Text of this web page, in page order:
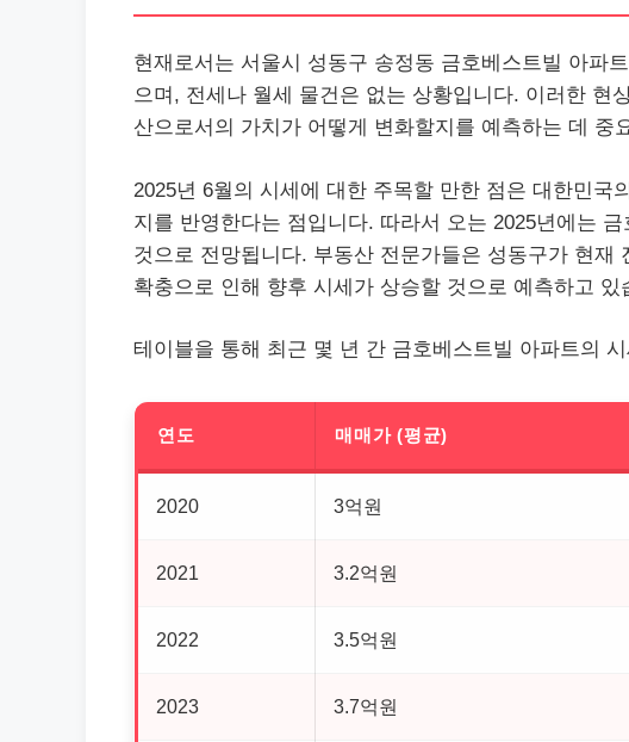
현재로서는 서울시 성동구 송정동 금호베스트빌 아파
으며, 전세나 월세 물건은 없는 상황입니다. 이러한 현
산으로서의 가치가 어떻게 변화할지를 예측하는 데 중
2025년 6월의 시세에 대한 주목할 만한 점은 대한민국
지를 반영한다는 점입니다. 따라서 오는 2025년에는
것으로 전망됩니다. 부동산 전문가들은 성동구가 현재
확충으로 인해 향후 시세가 상승할 것으로 예측하고 있
테이블을 통해 최근 몇 년 간 금호베스트빌 아파트의
연도 매매가 (평균)
2020 3억원
2021 3.2억원
2022 3.5억원
2023 3.7억원